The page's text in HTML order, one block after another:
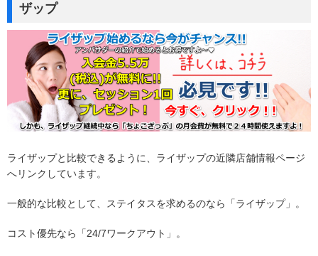
ザップ
ライザップと比較できるように、ライザップの近隣店舗情報ページ
へリンクしています。
一般的な比較として、ステイタスを求めるのなら「ライザップ」。
コスト優先なら「24/7ワークアウト」。